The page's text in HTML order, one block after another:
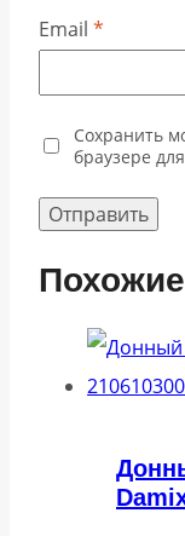
Email *
Сохранить
браузере
Похожие